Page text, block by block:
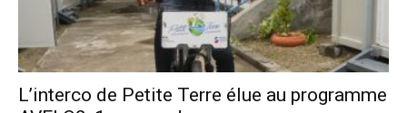
L’interco de Petite Terre élue au programme